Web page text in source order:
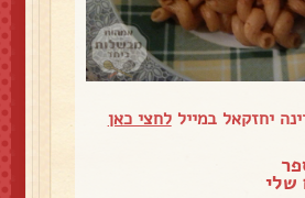
יחזקאל במייללחצי כאן
שלי